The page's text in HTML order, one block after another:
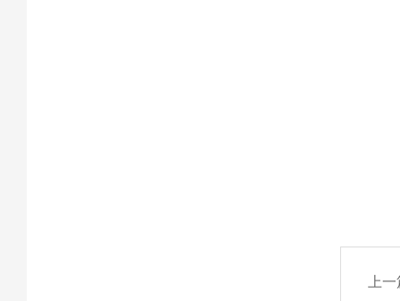
上